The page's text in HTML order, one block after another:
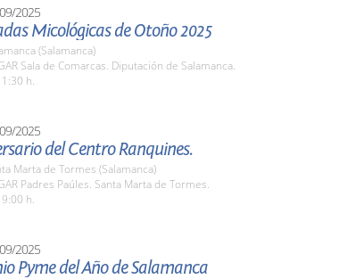
2025
Micológicas de Otoño 2025
(Salamanca)
Sala de Comarcas. Diputación de Salamanca.
h.
2025
del Centro Ranquines.
Marta de Tormes (Salamanca)
Padres Paúles. Santa Marta de Tormes.
h.
2025
Pyme del Año de Salamanca